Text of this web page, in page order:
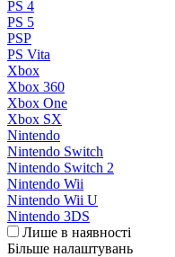
PS 4
PS 5
PSP
PS Vita
Xbox
Xbox 360
Xbox One
Xbox SX
Nintendo
Nintendo Switch
Nintendo Switch 2
Nintendo Wii
Nintendo Wii U
Nintendo 3DS
Лише в наявності
Більше налаштувань